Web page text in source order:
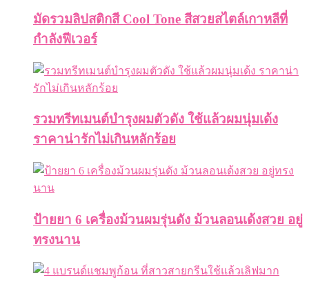
มัดรวมลิปสติกสี Cool Tone สีสวยสไตล์เกาหลีที่
กำลังฟีเวอร์
รวมทรีทเมนต์บำรุงผมตัวดัง ใช้แล้วผมนุ่มเด้ง
ราคาน่ารักไม่เกินหลักร้อย
ป้ายยา 6 เครื่องม้วนผมรุ่นดัง ม้วนลอนเด้งสวย อยู่
ทรงนาน